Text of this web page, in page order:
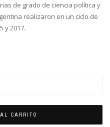
de grado de ciencia política y
realizaron en un ciclo de
y 2017.
CARRITO